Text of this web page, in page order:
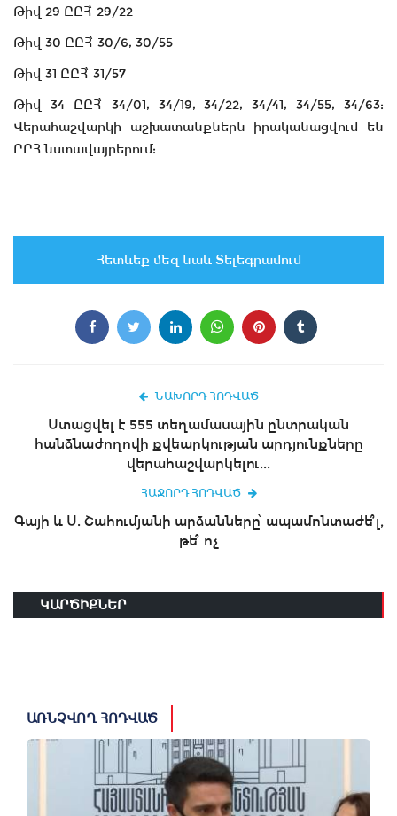
Թիվ 29 ԸԸՀ՝ 29/22
Թիվ 30 ԸԸՀ՝ 30/6, 30/55
Թիվ 31 ԸԸՀ՝ 31/57
Թիվ 34 ԸԸՀ՝ 34/01, 34/19, 34/22, 34/41, 34/55, 34/63:
Վերահաշվարկի աշխատանքներն իրականացվում են
ԸԸՀ նստավայրերում:
Հետևեք մեզ նաև Տելեգրամում
ՆԱԽՈՐԴ ՀՈԴՎԱԾ
Ստացվել է 555 տեղամասային ընտրական
հանձնաժողովի քվեարկության արդյունքները
վերահաշվարկելու...
ՀԱՋՈՐԴ ՀՈԴՎԱԾ
Գայի և Ս. Շահումյանի արձանները՝ ապամոնտաժե՞լ,
թե՞ ոչ
ԿԱՐԾԻՔՆԵՐ
ԱՌՆՉՎՈՂ ՀՈԴՎԱԾ